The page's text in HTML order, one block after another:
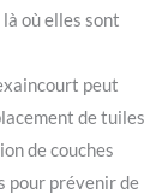
où elles sont
peut
de tuiles
de couches
pour prévenir de